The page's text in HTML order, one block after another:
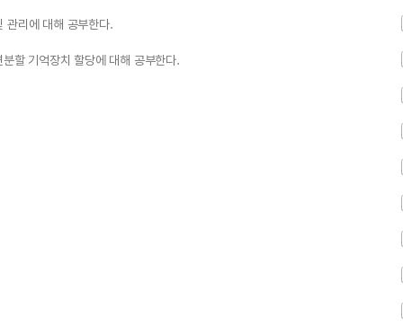
관리에 대해 공부한다.
할 기억장치 할당에 대해 공부한다.